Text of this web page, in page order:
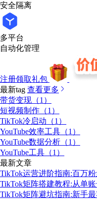
安全隔离
多平台
自动化管理
注册领取礼包
最新tag 查看更多
带货变现（1）
短视频制作（1）
TikTok冷启动（1）
YouTube效率工具（1）
YouTube数据分析（1）
YouTube工具（1）
最新文章
TikTok运营进阶指南:百万
TikTok矩阵搭建教程:从单
TikTok矩阵避坑指南:新手